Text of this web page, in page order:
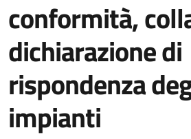
conformità,
dichiarazione di
rispondenza
impianti